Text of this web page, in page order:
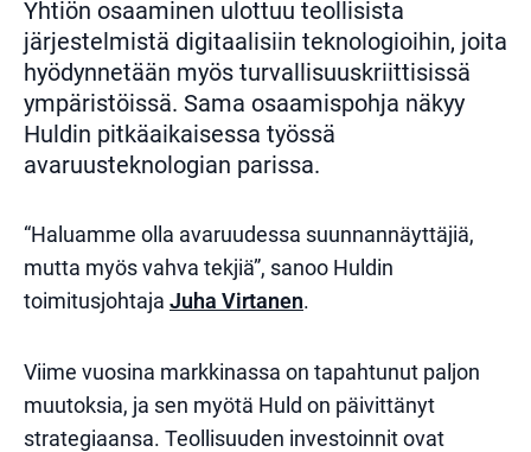
Yhtiön osaaminen ulottuu teollisista
järjestelmistä digitaalisiin teknologioihin, joita
hyödynnetään myös turvallisuuskriittisissä
ympäristöissä. Sama osaamispohja näkyy
Huldin pitkäaikaisessa työssä
avaruusteknologian parissa.
“Haluamme olla avaruudessa suunnannäyttäjiä,
mutta myös vahva tekjiä”, sanoo Huldin
toimitusjohtaja Juha Virtanen.
Viime vuosina markkinassa on tapahtunut paljon
muutoksia, ja sen myötä Huld on päivittänyt
strategiaansa. Teollisuuden investoinnit ovat